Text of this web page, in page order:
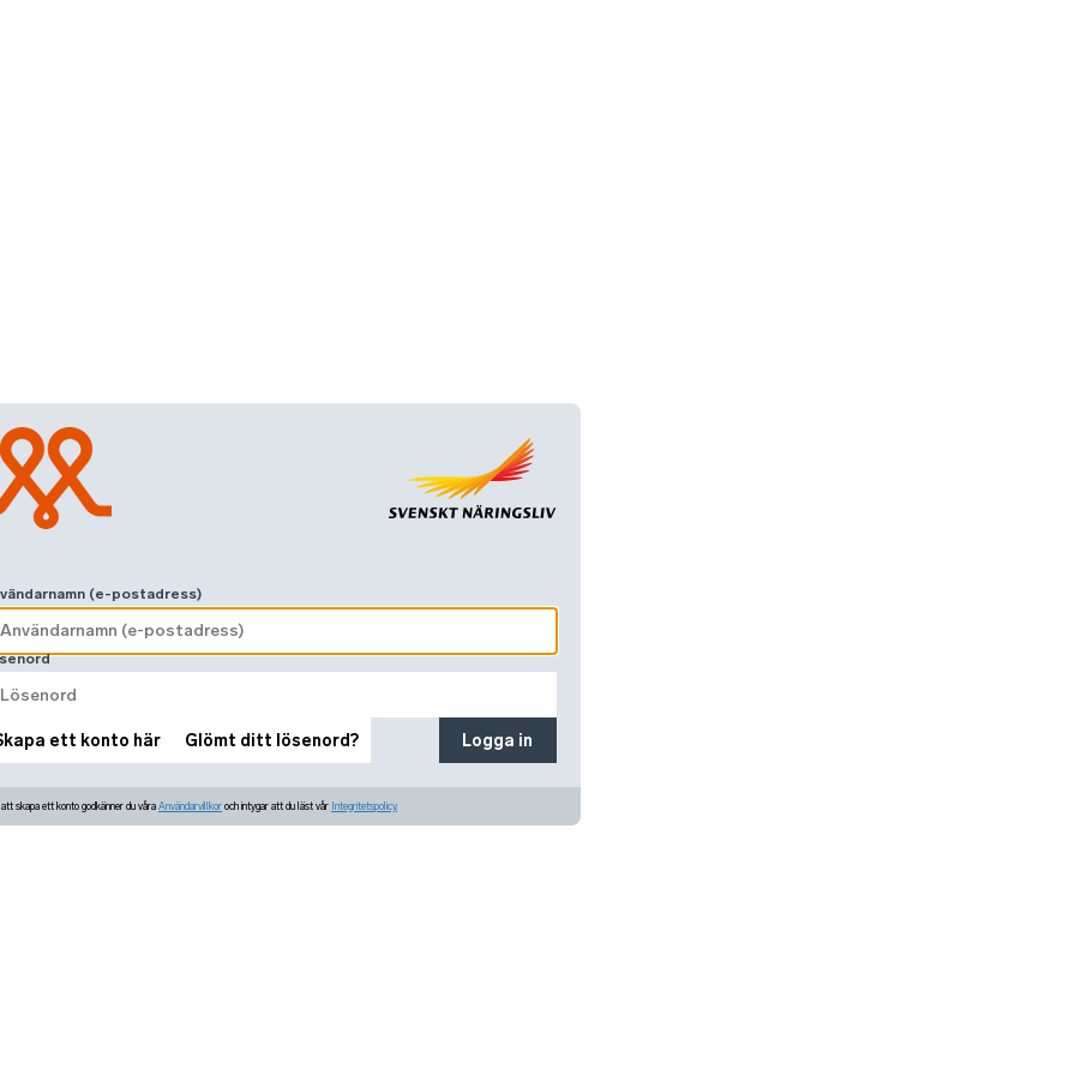
(e-postadress)
ett konto här Glömt ditt lösenord? Logga in
skapa ett konto godkänner du våra Användarvillkor och intygar att du läst vår Integritetspolicy.